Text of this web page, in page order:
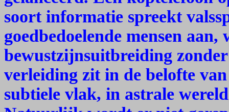
soort informatie spreekt
goedbedoelende mensen
bewustzijnsuitbreiding
verleiding zit in de belofte
subtiele vlak, in astrale